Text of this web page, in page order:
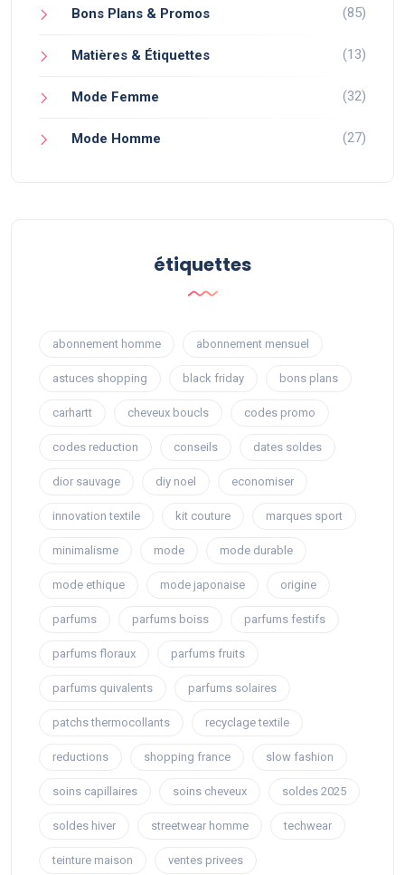
Bons Plans & Promos (85)
Matières & Étiquettes (13)
Mode Femme (32)
Mode Homme (27)
étiquettes
abonnement homme abonnement mensuel
astuces shopping black friday bons plans
carhartt cheveux boucls codes promo
codes reduction conseils dates soldes
dior sauvage diy noel economiser
innovation textile kit couture marques sport
minimalisme mode mode durable
mode ethique mode japonaise origine
parfums parfums boiss parfums festifs
parfums floraux parfums fruits
parfums quivalents parfums solaires
patchs thermocollants recyclage textile
reductions shopping france slow fashion
soins capillaires soins cheveux soldes 2025
soldes hiver streetwear homme techwear
teinture maison ventes privees